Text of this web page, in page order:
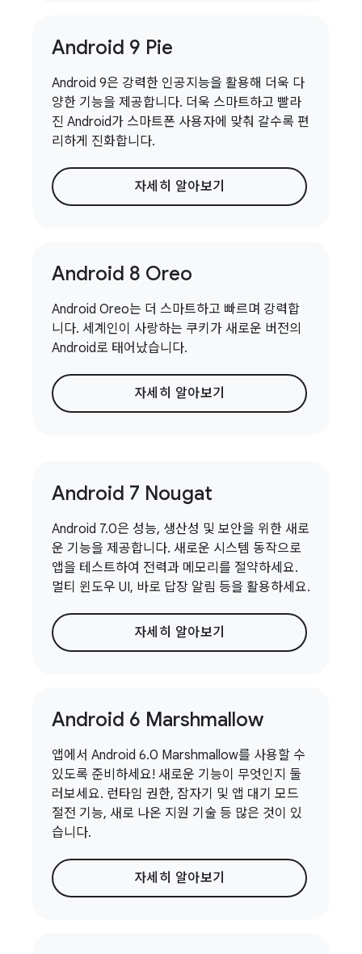
Android 9 Pie
Android 9은 강력한 인공지능을 활용해 더욱 다
양한 기능을 제공합니다. 더욱 스마트하고 빨라
진 Android가 스마트폰 사용자에 맞춰 갈수록 편
리하게 진화합니다.
자세히 알아보기
Android 8 Oreo
Android Oreo는 더 스마트하고 빠르며 강력합
니다. 세계인이 사랑하는 쿠키가 새로운 버전의
Android로 태어났습니다.
자세히 알아보기
Android 7 Nougat
Android 7.0은 성능, 생산성 및 보안을 위한 새로
운 기능을 제공합니다. 새로운 시스템 동작으로
앱을 테스트하여 전력과 메모리를 절약하세요.
멀티 윈도우 UI, 바로 답장 알림 등을 활용하세요.
자세히 알아보기
Android 6 Marshmallow
앱에서 Android 6.0 Marshmallow를 사용할 수
있도록 준비하세요! 새로운 기능이 무엇인지 둘
러보세요. 런타임 권한, 잠자기 및 앱 대기 모드
절전 기능, 새로 나온 지원 기술 등 많은 것이 있
습니다.
자세히 알아보기